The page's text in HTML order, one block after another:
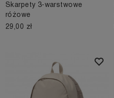
Skarpety 3-warstwowe
różowe
29,00 zł